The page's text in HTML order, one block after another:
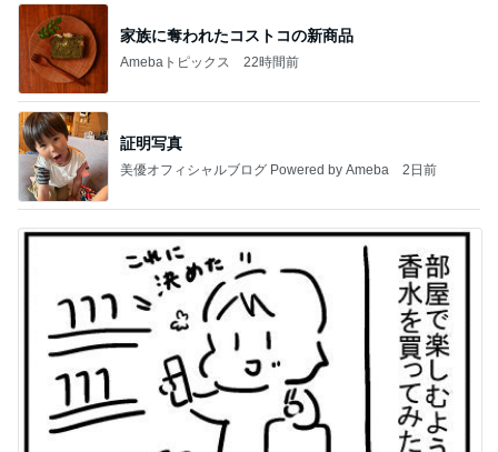
家族に奪われたコストコの新商品
Amebaトピックス 22時間前
証明写真
美優オフィシャルブログ Powered by Ameba 2日前